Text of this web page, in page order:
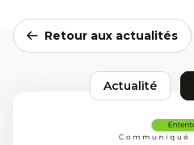
Retour aux actualités
Actualité